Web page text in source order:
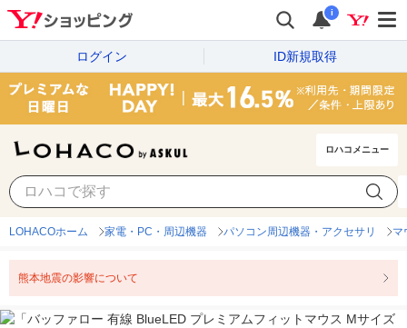
i
ログイン ID新規取得
ロハコメニュー
LOHACOホーム 家電・PC・周辺機器 パソコン周辺機器・アクセサリ マ
熊本地震の影響について